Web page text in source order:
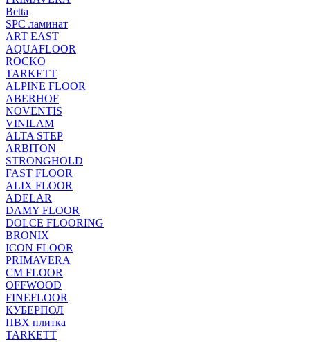
Betta
SPC ламинат
ART EAST
AQUAFLOOR
ROCKO
TARKETT
ALPINE FLOOR
ABERHOF
NOVENTIS
VINILAM
ALTA STEP
ARBITON
STRONGHOLD
FAST FLOOR
ALIX FLOOR
ADELAR
DAMY FLOOR
DOLCE FLOORING
BRONIX
ICON FLOOR
PRIMAVERA
CM FLOOR
OFFWOOD
FINEFLOOR
КУБЕРПОЛ
ПВХ плитка
TARKETT